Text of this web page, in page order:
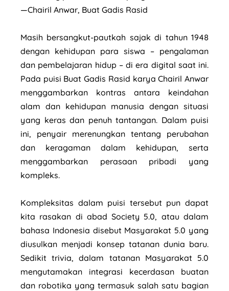
—Chairil Anwar, Buat Gadis Rasid
Masih bersangkut-pautkah sajak di tahun 1948
dengan kehidupan para siswa – pengalaman
dan pembelajaran hidup – di era digital saat ini.
Pada puisi Buat Gadis Rasid karya Chairil Anwar
menggambarkan kontras antara keindahan
alam dan kehidupan manusia dengan situasi
yang keras dan penuh tantangan. Dalam puisi
ini, penyair merenungkan tentang perubahan
dan keragaman dalam kehidupan, serta
menggambarkan perasaan pribadi yang
kompleks.
Kompleksitas dalam puisi tersebut pun dapat
kita rasakan di abad Society 5.0, atau dalam
bahasa Indonesia disebut Masyarakat 5.0 yang
diusulkan menjadi konsep tatanan dunia baru.
Sedikit trivia, dalam tatanan Masyarakat 5.0
mengutamakan integrasi kecerdasan buatan
dan robotika yang termasuk salah satu bagian